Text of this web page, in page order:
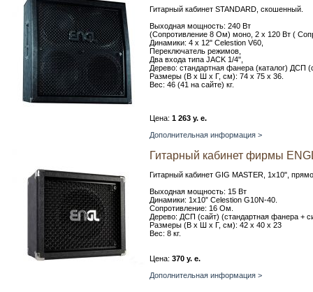
Гитарный кабинет STANDARD, скошенный.
Выходная мощность: 240 Вт
(Сопротивление 8 Ом) моно, 2 x 120 Вт (
Динамики: 4 x 12" Сelestion V60,
Переключатель режимов,
Два входа типа JACK 1/4",
Дерево: стандартная фанера (каталог) ДСП
Размеры (В x Ш x Г, см): 74 x 75 x 36.
Вес: 46 (41 на сайте) кг.
Цена: 1 263 у. е.
Дополнительная информация >
Гитарный кабинет фирмы
Гитарный кабинет GIG MASTER, 1x10",
Выходная мощность: 15 Вт
Динамики: 1х10” Celestion G10N-40.
Сопротивление: 16 Ом.
Дерево: ДСП (сайт) (стандартная фанера +
Размеры (В x Ш x Г, см): 42 x 40 x 23
Вес: 8 кг.
Цена: 370 у. е.
Дополнительная информация >